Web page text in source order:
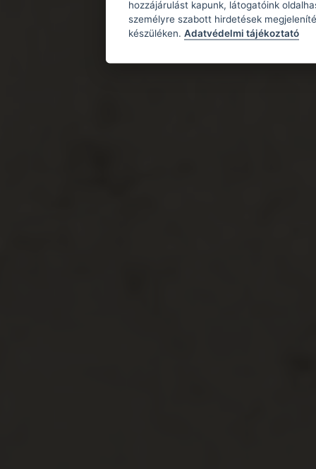
hozzájárulást kapunk, látogatóink
személyre szabott hirdetések
készüléken. Adatvédelmi tájékoztató